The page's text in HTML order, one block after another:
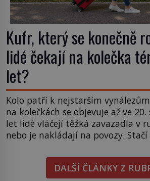
Kufr, který se konečně
lidé čekají na kolečka
let?
Kolo patří k nejstarším
na kolečkách se objevuje až ve
let lidé vláčejí těžká zavazadla v
nebo je nakládají na povozy.
nikdo dlouho nedostane. Až
ozve věta, která změní […]
DALŠÍ ČLÁNKY Z